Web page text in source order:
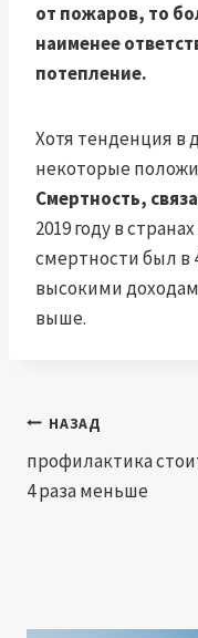
от пожаров, то
наименее
потепление.
Хотя тенденция в
некоторые
Смертность,
2019 году в
смертности был в
высокими
выше.
Навигация
по
записям
НАЗАД
профилактика
4 раза меньше